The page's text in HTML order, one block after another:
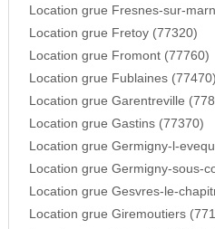
Location grue Fresnes-sur-
Location grue Fretoy (77320)
Location grue Fromont (77760)
Location grue Fublaines (77470)
Location grue Garentreville
Location grue Gastins (77370)
Location grue Germigny-l-
Location grue Germigny-sous-
Location grue Gesvres-le-
Location grue Giremoutiers